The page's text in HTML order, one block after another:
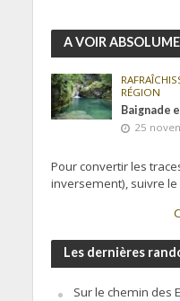
A VOIR
RÉGION
Baignade
25
Pour convertir les
inversement), suivre le
Les dernières
Sur le chemin des